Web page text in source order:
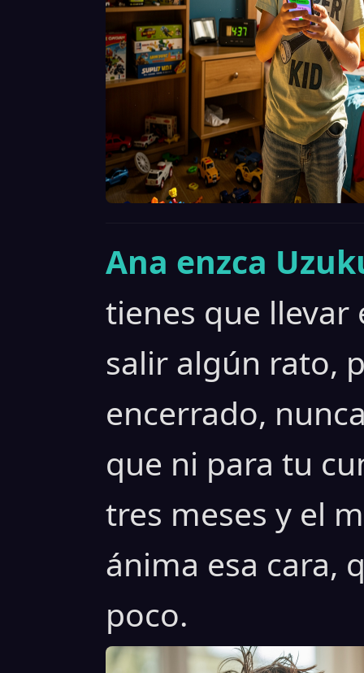
Ana enzca
tienes que llevar
salir algún rato,
encerrado,
que ni para tu
tres meses y el
ánima esa cara,
poco.